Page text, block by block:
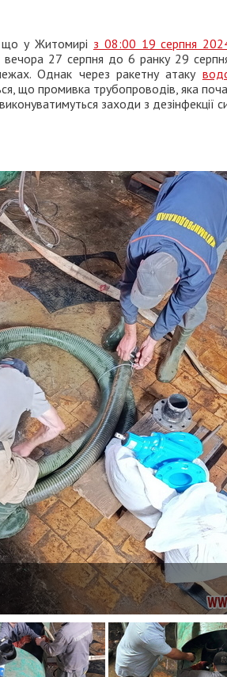
що у Житомирі з 08:00 19 серпня
27 серпня до 6 ранку 29
Однак через ракетну атаку
що промивка трубопроводів, яка
заходи з дезінфекції